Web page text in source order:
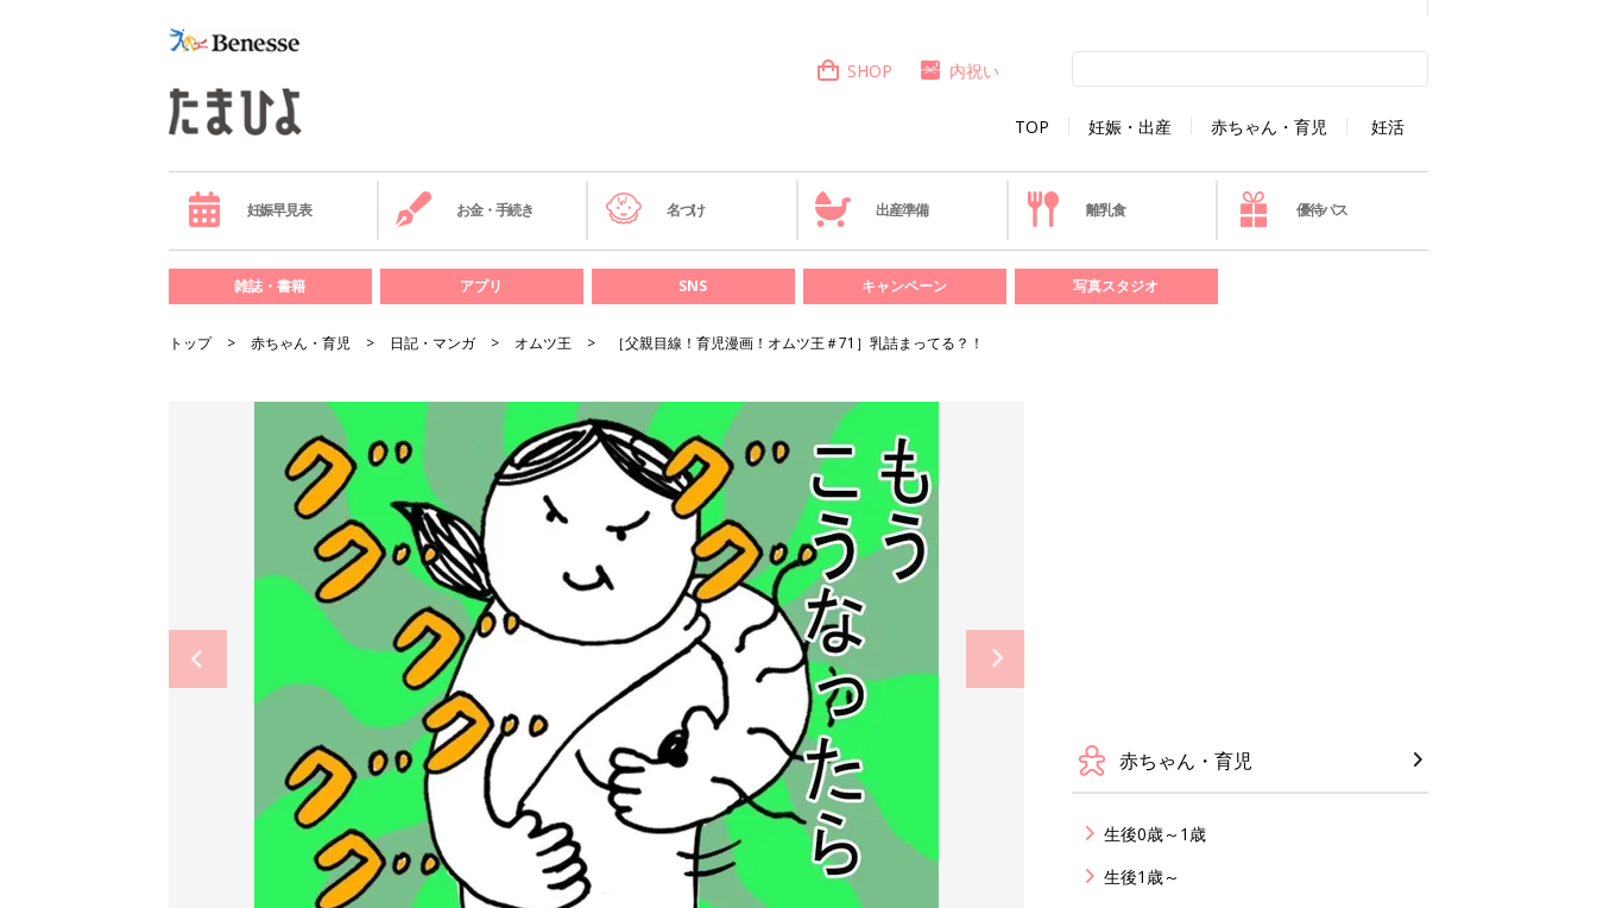
TOP 妊娠・出産 赤ちゃん・育児 妊活
SHOP 内祝い
妊娠早見表 お金・手続き 名づけ 出産準備 離乳食 優待パス
雑誌・書籍 アプリ SNS キャンペーン 写真スタジオ
トップ 赤ちゃん・育児 日記・マンガ オムツ王 ［父親目線！育児漫画！オムツ王＃71］乳詰まってる？！
赤ちゃん・育児
生後0歳～1歳
生後1歳～